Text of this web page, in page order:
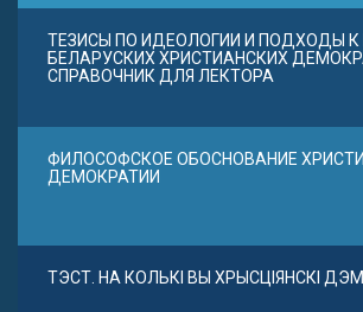
ТЕЗИСЫ ПО ИДЕОЛОГИИ И ПОДХОДЫ
БЕЛАРУСКИХ ХРИСТИАНСКИХ
СПРАВОЧНИК ДЛЯ ЛЕКТОРА
ФИЛОСОФСКОЕ ОБОСНОВАНИЕ
ДЕМОКРАТИИ
ТЭСТ. НА КОЛЬКІ ВЫ ХРЫСЦІЯНСКІ